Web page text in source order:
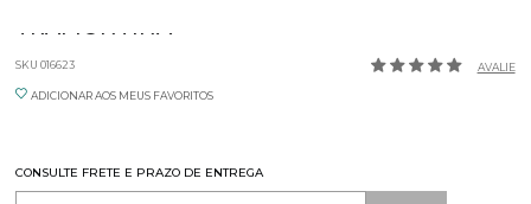
TRAMONTINA
SKU 016623 AVALIE
ADICIONAR AOS MEUS FAVORITOS
CONSULTE FRETE E PRAZO DE ENTREGA